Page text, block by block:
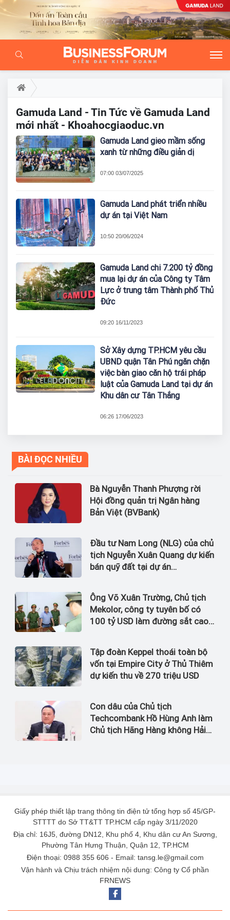
Gamuda Land - Tin Tức về Gamuda Land
mới nhất - Khoahocgiaoduc.vn
Gamuda Land gieo mầm sống
xanh từ những điều giản dị
07:00 03/07/2025
Gamuda Land phát triển nhiều
dự án tại Việt Nam
10:50 20/06/2024
Gamuda Land chi 7.200 tỷ đồng
mua lại dự án của Công ty Tâm
Lực ở trung tâm Thành phố Thủ
Đức
09:20 16/11/2023
Sở Xây dựng TP.HCM yêu cầu
UBND quận Tân Phú ngăn chặn
việc bàn giao căn hộ trái pháp
luật của Gamuda Land tại dự án
Khu dân cư Tân Thắng
06:26 17/06/2023
BÀI ĐỌC NHIỀU
Bà Nguyễn Thanh Phượng rời
Hội đồng quản trị Ngân hàng
Bản Việt (BVBank)
Đầu tư Nam Long (NLG) của chủ
tịch Nguyễn Xuân Quang dự kiến
bán quỹ đất tại dự án
Ông Võ Xuân Trường, Chủ tịch
Mekolor, công ty tuyên bố có
100 tỷ USD làm đường sắt cao
Tập đoàn Keppel thoái toàn bộ
vốn tại Empire City ở Thủ Thiêm
dự kiến thu về 270 triệu USD
Con dâu của Chủ tịch
Techcombank Hồ Hùng Anh làm
Chủ tịch Hãng Hàng không Hải
Giấy phép thiết lập trang thông tin điện tử tổng hợp số 45/GP-
STTTT do Sở TT&TT TP.HCM cấp ngày 3/11/2020
Địa chỉ: 16J5, đường DN12, Khu phố 4, Khu dân cư An Sương,
Phường Tân Hưng Thuận, Quận 12, TP.HCM
Điện thoại: 0988 355 606 - Email: tansg.le@gmail.com
Vận hành và Chịu trách nhiệm nội dung: Công ty Cổ phần
FRNEWS